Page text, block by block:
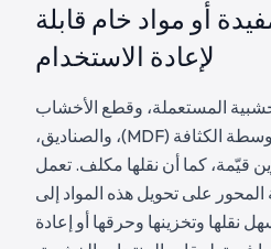
أو مواد خام قابلة
لإعادة الاستخدام
المستعملة، وقطع الأخشاب
المتبقية، والألواح الليفية متوسطة الكثافة (MDF)، والصناديق،
قيّمة، كما أن نقلها مكلف. تعمل
على تحويل هذه المواد إلى
نقلها وتخزينها وحرقها أو إعادة